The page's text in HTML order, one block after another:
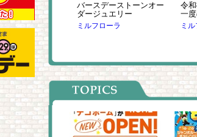
バースデーストーンオー
ダージュエリー
ミルフローラ
令和8年8月8日 一生に
一度の末広がり婚
ミルフローラ